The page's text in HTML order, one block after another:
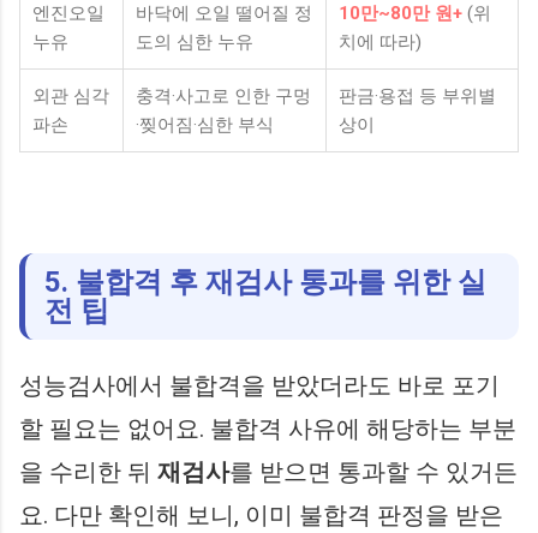
엔진오일
누유
바닥에 오일 떨어질 정
도의 심한 누유
10만~80만 원+ (위
치에 따라)
외관 심각
파손
충격·사고로 인한 구멍
·찢어짐·심한 부식
판금·용접 등 부위별
상이
5. 불합격 후 재검사 통과를 위한 실
전 팁
성능검사에서 불합격을 받았더라도 바로 포기
할 필요는 없어요. 불합격 사유에 해당하는 부분
을 수리한 뒤 재검사를 받으면 통과할 수 있거든
요. 다만 확인해 보니, 이미 불합격 판정을 받은